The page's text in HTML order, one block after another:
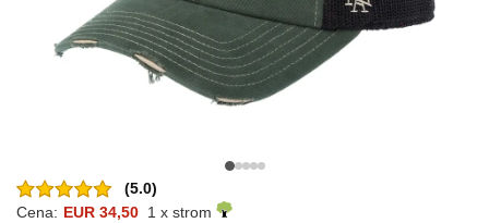
(5.0)
Cena: EUR 34,50 1 x strom